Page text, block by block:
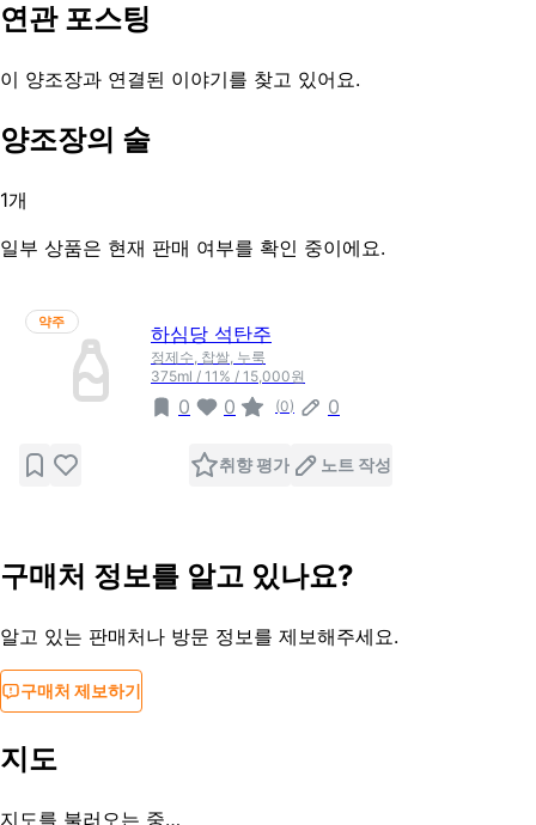
연관 포스팅
이 양조장과 연결된 이야기를 찾고 있어요.
양조장의 술
1개
일부 상품은 현재 판매 여부를 확인 중이에요.
약주
하심당 석탄주
정제수, 찹쌀, 누룩
375ml / 11% / 15,000원
0 0 (0) 0
취향 평가 노트 작성
구매처 정보를 알고 있나요?
알고 있는 판매처나 방문 정보를 제보해주세요.
구매처 제보하기
지도
지도를 불러오는 중…